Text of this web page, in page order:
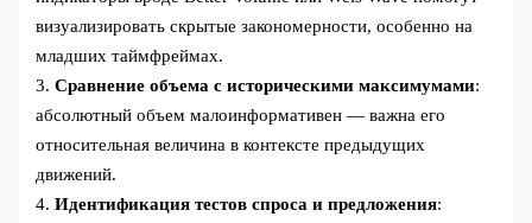
визуализировать скрытые закономерности, особенно на
младших таймфреймах.
3.Сравнение объема с историческими максимумами:
абсолютный объем малоинформативен — важна его
относительная величина в контексте предыдущих
движений.
4.Идентификация тестов спроса и предложения: